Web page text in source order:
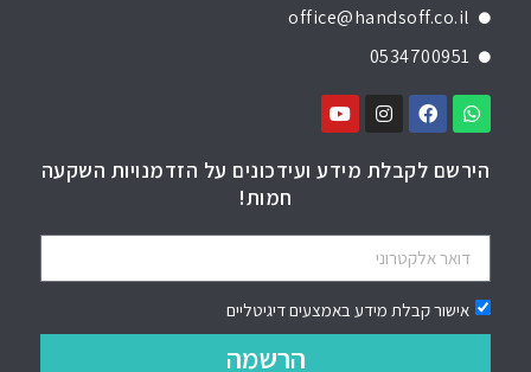
office@handsoff.co.il
0534700951
הירשם לקבלת מידע ועידכונים על הזדמנויות השקעה
חמות!
אישור קבלת מידע באמצעים דיגיטליים
הרשמה